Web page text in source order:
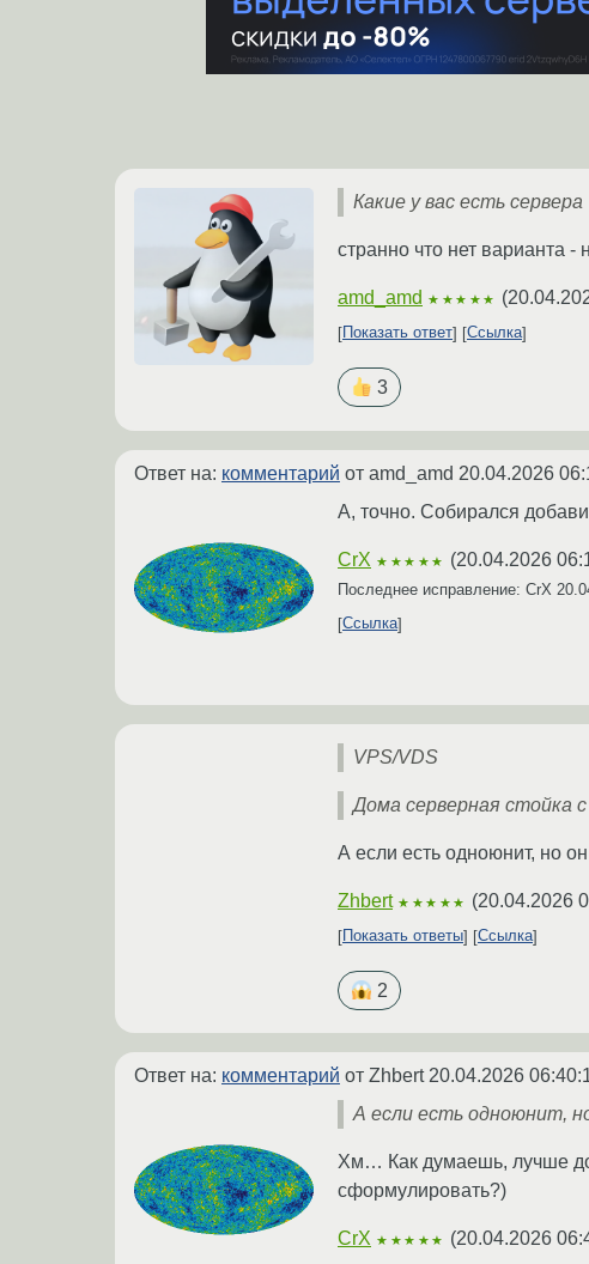
Какие у вас есть сервера
странно что нет варианта -
amd_amd ★★★★★ (
Показать ответ Ссылка
3
Ответ на: комментарий от amd_amd 20.04.2026
А, точно. Собирался
CrX ★★★★★ (20.04.2026
Последнее исправление: CrX
Ссылка
VPS/VDS
Дома серверная стойка
А если есть одноюнит, но
Zhbert ★★★★★ (20.04.2026
Показать ответы Ссылка
2
Ответ на: комментарий от Zhbert 20.04.2026
А если есть одноюнит,
Хм… Как думаешь, лучше
сформулировать?)
CrX ★★★★★ (20.04.2026